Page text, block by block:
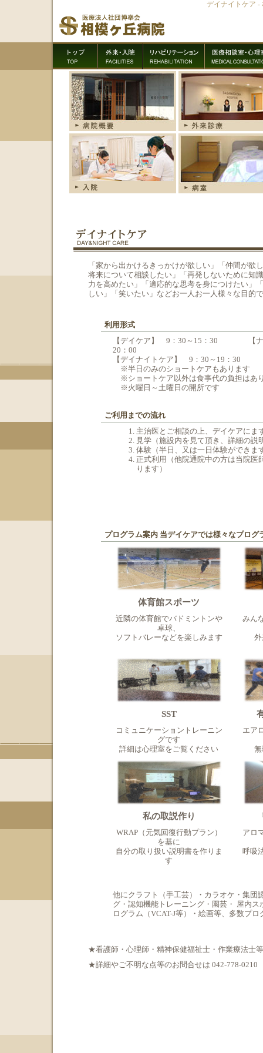
デイナイトケア -
「家から出かけるきっかけが欲しい」「仲間が
将来について相談したい」「再発しないために知
力を高めたい」「適応的な思考を身につけたい」
しい」「笑いたい」などお一人お一人様々な目的
利用形式
【デイケア】 9：30～15：30 【ナ
20：00
【デイナイトケア】 9：30～19：30
※半日のみのショートケアもあります
※ショートケア以外は食事代の負担はあ
※火曜日～土曜日の開所です
ご利用までの流れ
主治医とご相談の上、デイケアにま
見学（施設内を見て頂き、詳細の説
体験（半日、又は一日体験ができま
正式利用（他院通院中の方は当院医
ります）
プログラム案内 当デイケアでは様々なプログ
体育館スポーツ
近隣の体育館でバドミントンや
卓球、
ソフトバレーなどを楽しみます
みん
SST
コミュニケーショントレーニン
グです
詳細は心理室をご覧ください
エア
私の取説作り
WRAP（元気回復行動プラン）
を基に
自分の取り扱い説明書を作りま
す
アロ
呼吸
他にクラフト（手工芸）・カラオケ・集団
グ・認知機能トレーニング・園芸・ 屋内
ログラム（VCAT-J等）・絵画等、多数プ
★看護師・心理師・精神保健福祉士・作業療法士
★詳細やご不明な点等のお問合せは 042-778-